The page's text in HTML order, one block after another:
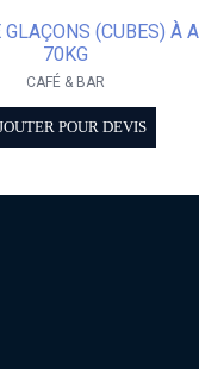
GLAÇONS (CUBES) À
70KG
CAFÉ & BAR
POUR DEVIS